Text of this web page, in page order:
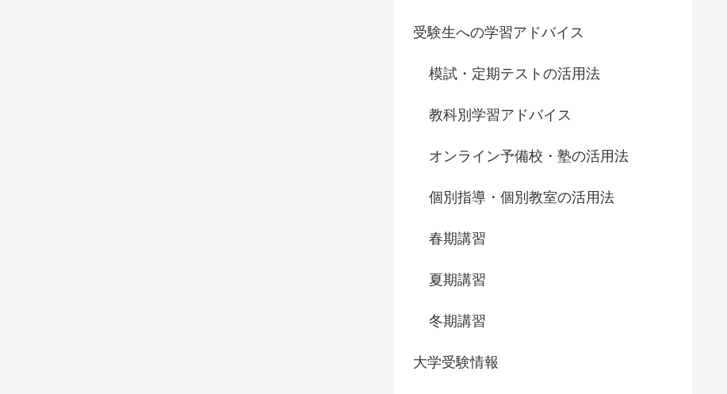
受験生への学習アドバイス
模試・定期テストの活用法
教科別学習アドバイス
オンライン予備校・塾の活用法
個別指導・個別教室の活用法
春期講習
夏期講習
冬期講習
大学受験情報